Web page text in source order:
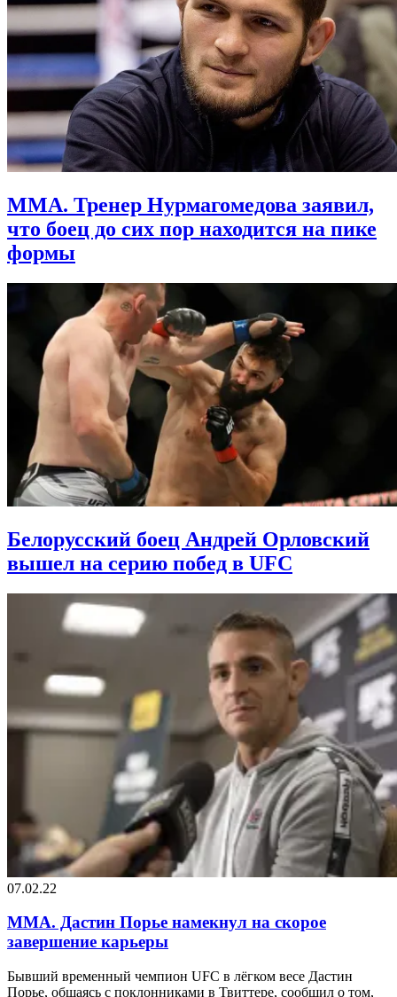
MMA. Тренер Нурмагомедова заявил,
что боец до сих пор находится на пике
формы
Белорусский боец Андрей Орловский
вышел на серию побед в UFC
07.02.22
MMA. Дастин Порье намекнул на скорое
завершение карьеры
Бывший временный чемпион UFC в лёгком весе Дастин
Порье, общаясь с поклонниками в Твиттере, сообщил о том,